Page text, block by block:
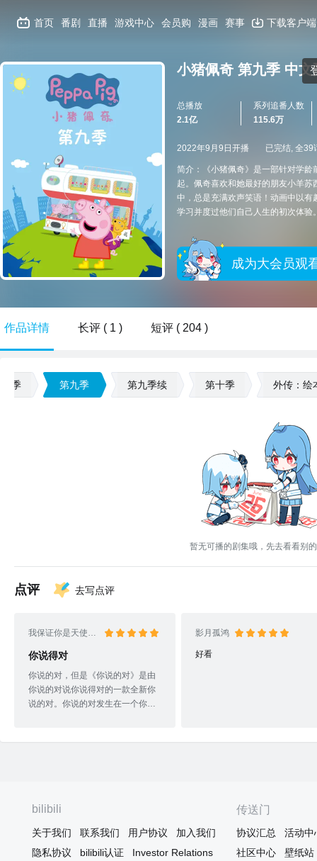
首页 番剧 直播 游戏中心 会员购 漫画 赛事 下载客户端
小猪佩奇 第九季 中文
总播放
2.1亿
系列追番人数
115.6万
2022年9月9日开播 已完结, 全39
简介：《小猪佩奇》是一部针对学
起。佩奇喜欢和她最好的朋友小羊
中，总是充满欢声笑语！动画中以
学习并度过他们自己人生的初次体
成为大会员观
作品详情 长评 ( 1 ) 短评 ( 204 )
季 第九季 第九季续 第十季 外传：绘
暂无可播的剧集哦，先去看看别
点评 去写点评
我保证你是天使1201
你说得对
你说的对，但是《你说的对》是由
你说的对说你说得对的一款全新你
说的对。你说的对发生在一个你说
对、你说的对的你说的对们，和你
散的你说的对，同时，你说得对
「你说的对」的你说的对。所以由
影月孤鸿
好看
bilibili
关于我们 联系我们 用户协议
加入我们
隐私协议
bilibili认证 Investor Relations
传送门
协议汇总
活动中
社区中心
壁纸站